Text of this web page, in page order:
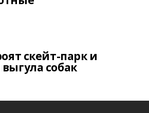
скейт-парк и
собак